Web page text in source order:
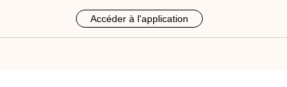
Accéder à l'application